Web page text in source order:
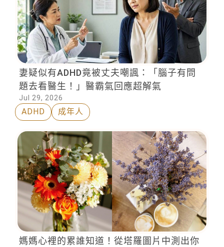
妻疑似有ADHD竟被丈夫嘲諷：「腦子有問
題去看醫生！」醫霸氣回應超解氣
Jul 29, 2026
ADHD 成年人
媽媽心裡的累誰知道！從塔羅圖片中測出你